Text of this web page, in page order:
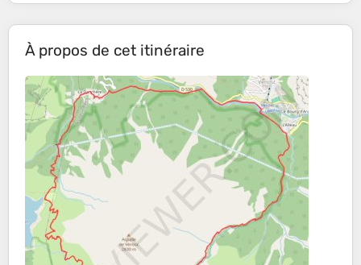
À propos de cet itinéraire